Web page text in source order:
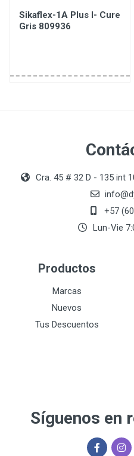
Sikaflex-1A Plus I- Cure
Gris 809936
Cra. 45 # 32 D - 135 int
+57
Lun-Vie
Productos
Marcas
Nuevos
Tus Descuentos
Síguenos en